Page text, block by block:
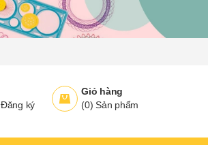
Giỏ hàng
(0) Sản phẩm
Đăng ký